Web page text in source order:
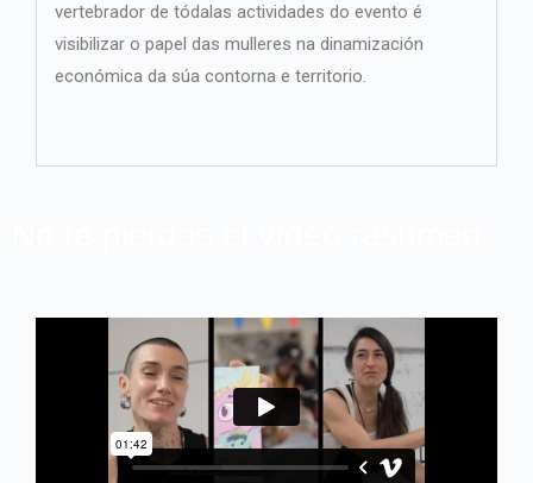
vertebrador de tódalas actividades do evento é
visibilizar o papel das mulleres na dinamización
económica da súa contorna e territorio.